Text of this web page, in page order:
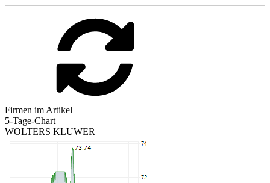
Firmen im Artikel
5-Tage-Chart
WOLTERS KLUWER